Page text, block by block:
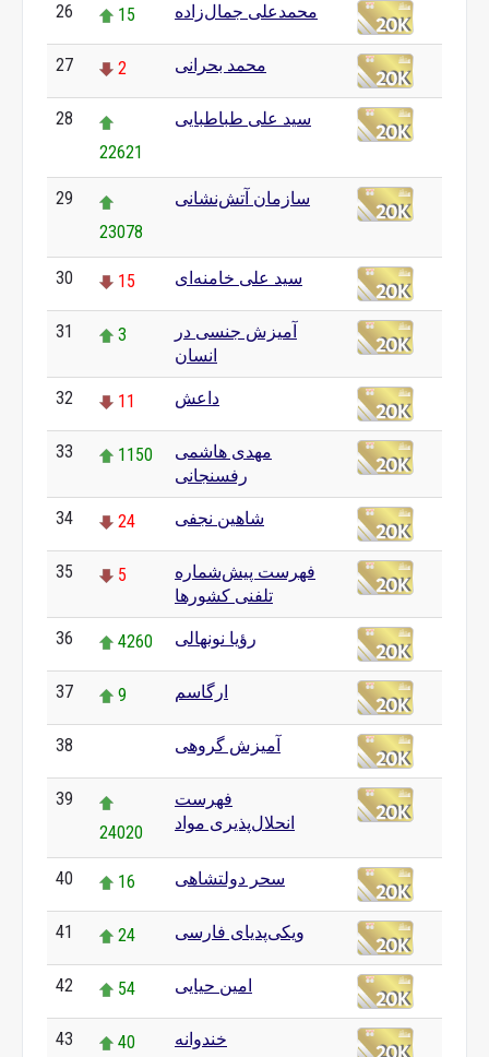
26 15 محمدعلی جمال‌زاده
27 2 محمد بحرانی
28
22621
سید علی طباطبایی
29
23078
سازمان آتش‌نشانی
30 15 سید علی خامنه‌ای
31 3
آمیزش جنسی در
انسان
32 11 داعش
33 1150
مهدی هاشمی
رفسنجانی
34 24 شاهین نجفی
35 5
فهرست پیش‌شماره
تلفنی کشورها
36 4260 رؤیا نونهالی
37 9 ارگاسم
38 آمیزش گروهی
39
24020
فهرست
انحلال‌پذیری مواد
40 16 سحر دولتشاهی
41 24 ویکی‌پدیای فارسی
42 54 امین حیایی
43 40 خندوانه